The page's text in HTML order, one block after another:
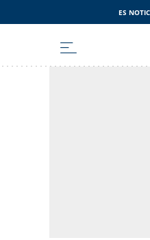
ES